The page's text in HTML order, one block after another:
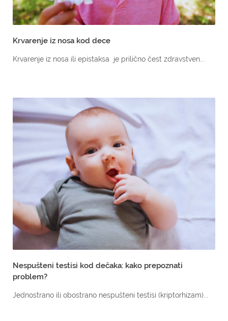
Krvarenje iz nosa kod dece
Krvarenje iz nosa ili epistaksa je prilično čest zdravstven...
Nespušteni testisi kod dečaka: kako prepoznati
problem?
Jednostrano ili obostrano nespušteni testisi (kriptorhizam)...